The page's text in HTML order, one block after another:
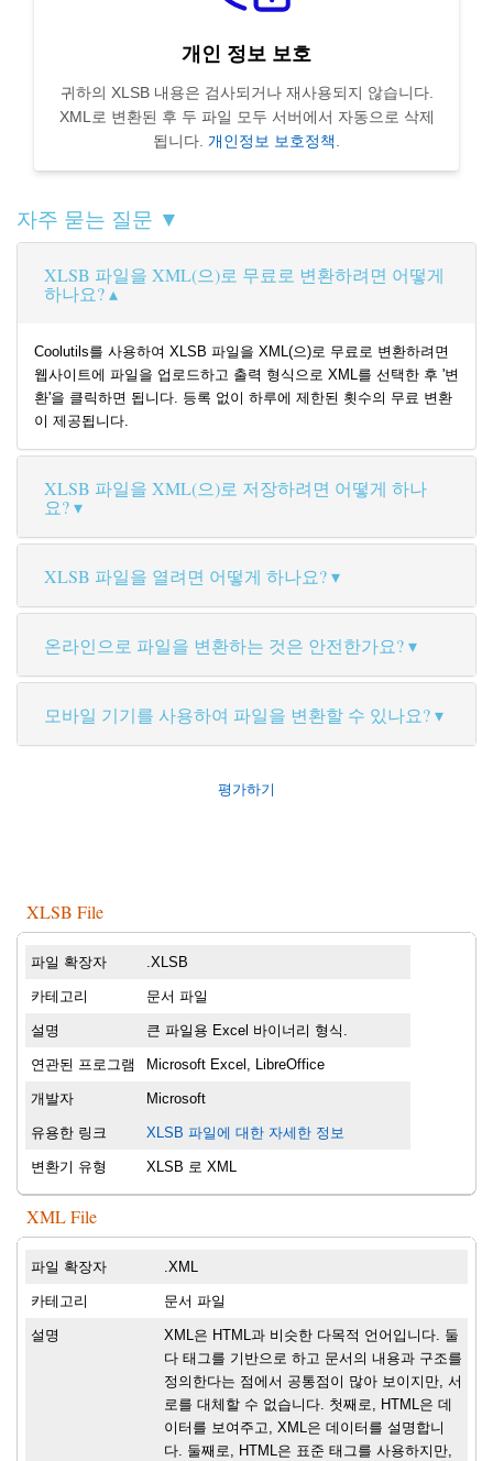
개인 정보 보호
귀하의 XLSB 내용은 검사되거나 재사용되지 않습니다.
XML로 변환된 후 두 파일 모두 서버에서 자동으로 삭제
됩니다. 개인정보 보호정책.
자주 묻는 질문 ▼
XLSB 파일을 XML(으)로 무료로 변환하려면 어떻게
하나요?
Coolutils를 사용하여 XLSB 파일을 XML(으)로 무료로 변환하려면
웹사이트에 파일을 업로드하고 출력 형식으로 XML를 선택한 후 '변
환'을 클릭하면 됩니다. 등록 없이 하루에 제한된 횟수의 무료 변환
이 제공됩니다.
XLSB 파일을 XML(으)로 저장하려면 어떻게 하나
요?
XLSB 파일을 열려면 어떻게 하나요?
온라인으로 파일을 변환하는 것은 안전한가요?
모바일 기기를 사용하여 파일을 변환할 수 있나요?
평가하기
XLSB File
파일 확장자 .XLSB
카테고리 문서 파일
설명 큰 파일용 Excel 바이너리 형식.
연관된 프로그램 Microsoft Excel, LibreOffice
개발자 Microsoft
유용한 링크 XLSB 파일에 대한 자세한 정보
변환기 유형 XLSB 로 XML
XML File
파일 확장자 .XML
카테고리 문서 파일
설명
XML은 HTML과 비슷한 다목적 언어입니다. 둘
다 태그를 기반으로 하고 문서의 내용과 구조를
정의한다는 점에서 공통점이 많아 보이지만, 서
로를 대체할 수 없습니다. 첫째로, HTML은 데
이터를 보여주고, XML은 데이터를 설명합니
다. 둘째로, HTML은 표준 태그를 사용하지만,